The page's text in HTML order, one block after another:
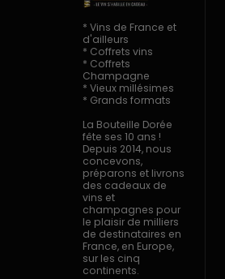
* Vins de France et
d'ailleurs
* Coffrets vins
* Coffrets
Champagne
* Vieux millésimes
* Grands formats
La Bouteille Dorée
fête ses 10 ans !
Depuis 2014, nous
concevons,
préparons et livrons
des cadeaux de
vins et
champagnes pour
le plaisir de milliers
de destinataires en
France, en Europe,
sur les cinq
continents.